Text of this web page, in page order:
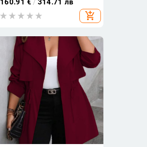
размер, топло 65514
add_shopping_cart